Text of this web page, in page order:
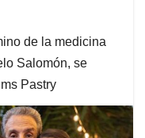
de la medicina
Salomón, se
Pastry